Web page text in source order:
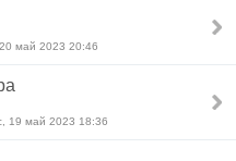
май 2023 20:46
19 май 2023 18:36